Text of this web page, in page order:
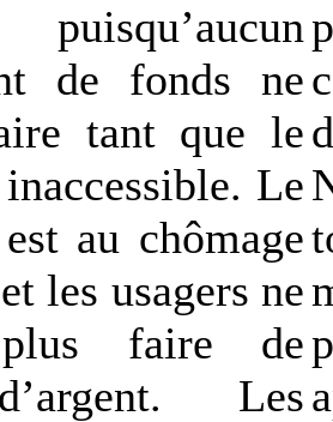
de fonds ne
tant que le
Le
au chômage
les usagers ne
faire de
Les